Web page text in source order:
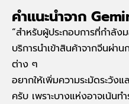
คำแนะนำจาก
“สำหรับผู้ประกอบการที่กำลัง
บริการนำเข้าสินค้าจากจีนผ่
ต่าง ๆ
อยากให้เพิ่มความระมัดระวัง
ครับ เพราะบางแห่งอาจเน้นท